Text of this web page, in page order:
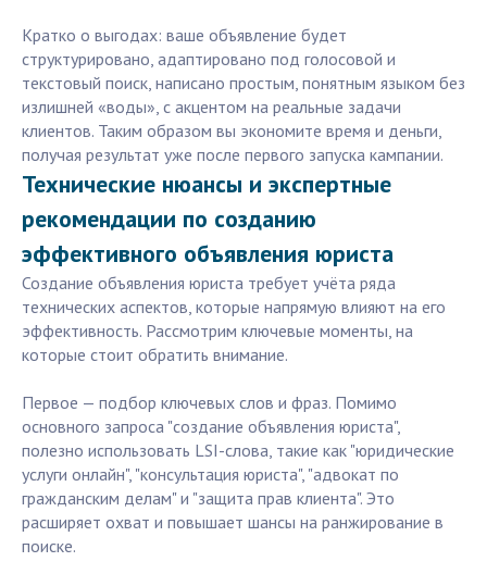
Кратко о выгодах: ваше объявление будет
структурировано, адаптировано под голосовой и
текстовый поиск, написано простым, понятным языком без
излишней «воды», с акцентом на реальные задачи
клиентов. Таким образом вы экономите время и деньги,
получая результат уже после первого запуска кампании.
Технические нюансы и экспертные
рекомендации по созданию
эффективного объявления юриста
Создание объявления юриста требует учёта ряда
технических аспектов, которые напрямую влияют на его
эффективность. Рассмотрим ключевые моменты, на
которые стоит обратить внимание.
Первое — подбор ключевых слов и фраз. Помимо
основного запроса "создание объявления юриста",
полезно использовать LSI-слова, такие как "юридические
услуги онлайн", "консультация юриста", "адвокат по
гражданским делам" и "защита прав клиента". Это
расширяет охват и повышает шансы на ранжирование в
поиске.